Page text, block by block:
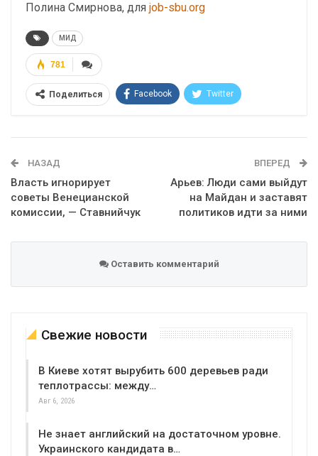
Полина Смирнова, для job-sbu.org
МИД
781
Поделиться Facebook Twitter
НАЗАД
Власть игнорирует
советы Венецианской
комиссии, — Ставнийчук
ВПЕРЕД
Арьев: Люди сами выйдут
на Майдан и заставят
политиков идти за ними
Оставить комментарий
Свежие новости
В Киеве хотят вырубить 600 деревьев ради
теплотрассы: между…
Авг 6, 2026
Не знает английский на достаточном уровне.
Украинского кандидата в…